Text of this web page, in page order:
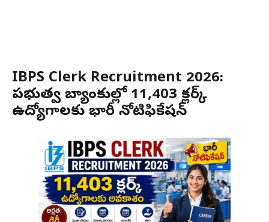
IBPS Clerk Recruitment 2026:
ప్రభుత్వ బ్యాంకుల్లో 11,403 క్లర్క్
ఉద్యోగాలకు భారీ నోటిఫికేషన్